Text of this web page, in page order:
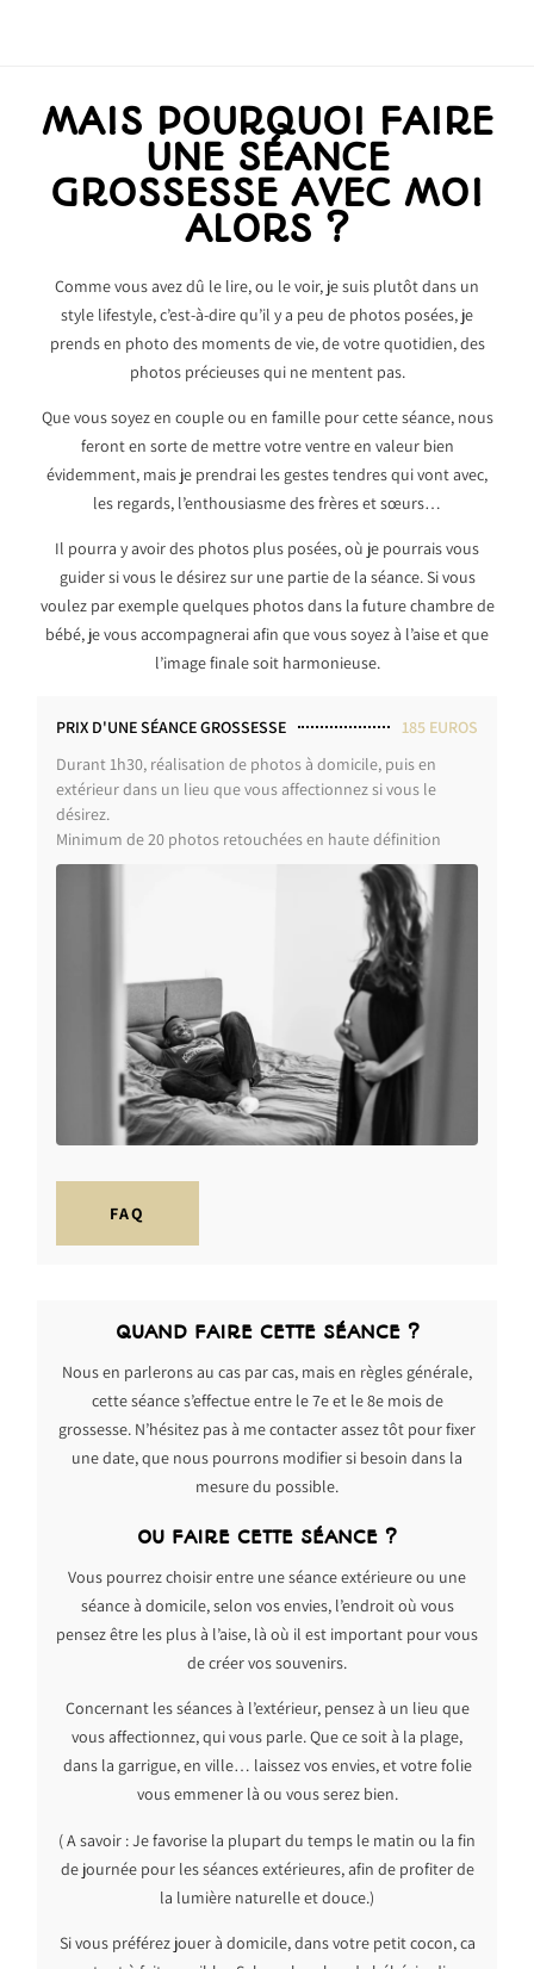
MAIS POURQUOI FAIRE
UNE SÉANCE
GROSSESSE AVEC MOI
ALORS ?
Comme vous avez dû le lire, ou le voir, je suis plutôt dans un
style lifestyle, c’est-à-dire qu’il y a peu de photos posées, je
prends en photo des moments de vie, de votre quotidien, des
photos précieuses qui ne mentent pas.
Que vous soyez en couple ou en famille pour cette séance, nous
feront en sorte de mettre votre ventre en valeur bien
évidemment, mais je prendrai les gestes tendres qui vont avec,
les regards, l’enthousiasme des frères et sœurs…
Il pourra y avoir des photos plus posées, où je pourrais vous
guider si vous le désirez sur une partie de la séance. Si vous
voulez par exemple quelques photos dans la future chambre de
bébé, je vous accompagnerai afin que vous soyez à l’aise et que
l’image finale soit harmonieuse.
PRIX D'UNE SÉANCE GROSSESSE
185 EUROS
Durant 1h30, réalisation de photos à domicile, puis en
extérieur dans un lieu que vous affectionnez si vous le
désirez.
Minimum de 20 photos retouchées en haute définition
FAQ
QUAND FAIRE CETTE SÉANCE ?
Nous en parlerons au cas par cas, mais en règles générale,
cette séance s’effectue entre le 7e et le 8e mois de
grossesse. N’hésitez pas à me contacter assez tôt pour fixer
une date, que nous pourrons modifier si besoin dans la
mesure du possible.
OU FAIRE CETTE SÉANCE ?
Vous pourrez choisir entre une séance extérieure ou une
séance à domicile, selon vos envies, l’endroit où vous
pensez être les plus à l’aise, là où il est important pour vous
de créer vos souvenirs.
Concernant les séances à l’extérieur, pensez à un lieu que
vous affectionnez, qui vous parle. Que ce soit à la plage,
dans la garrigue, en ville… laissez vos envies, et votre folie
vous emmener là ou vous serez bien.
( A savoir : Je favorise la plupart du temps le matin ou la fin
de journée pour les séances extérieures, afin de profiter de
la lumière naturelle et douce.)
Si vous préférez jouer à domicile, dans votre petit cocon, ca